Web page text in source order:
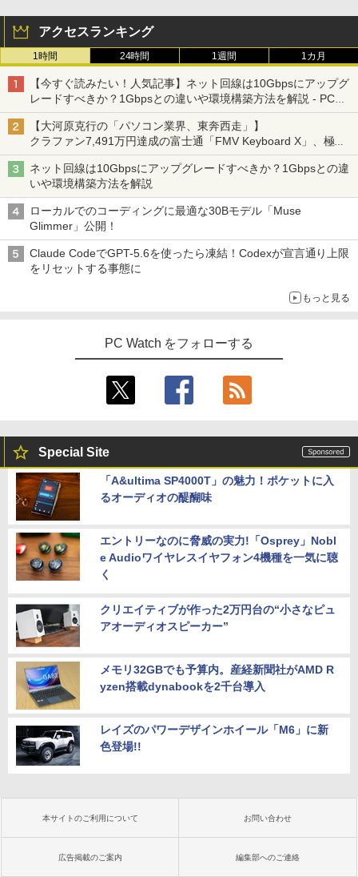
ポケモン） [ 元宮秀介 ]
￥5,500
創造錬金術師は自由を謳歌する 故郷を追
放されたら、魔王のお膝元で超絶効果の
マジックアイテム作り放題になりまし
た (7) 【電子書籍】[ 千月さかき ]
￥924
子書籍】[ 渡 真仁 ]
￥924
奇界／世界 佐藤健寿作品集 [ 佐藤健寿 ]
￥5,940
アクセスランキング
1時間 24時間 1週間 1カ月
【今すぐ読みたい！人気記事】ネット回線は10Gbpsにアップグ
レードすべきか？1Gbpsとの違いや環境構築方法を解説 - PC
Watch
【大河原克行の「パソコン業界、東奔西走」】
クラファン7,491万円達成の富士通「FMV Keyboard X」、極限
の静音化を追求
ネット回線は10Gbpsにアップグレードすべきか？1Gbpsとの違
いや環境構築方法を解説
ローカルでのコーディングに最適な30Bモデル「Muse
Glimmer」公開！
Claude CodeでGPT-5.6を使ったら凍結！Codexが宣言通り上限
をリセットする事態に
もっと見る
PC Watch をフォローする
Special Site
「A&ultima SP4000T」の魅力！ポケットに入
るオーディオの醍醐味
エントリーなのに脅威の実力!「Osprey」Nobl
e Audioワイヤレスイヤフォン4機種を一気に聴
く
クリエイティブが作った2万円台の“小さなピュ
アオーディオスピーカー”
メモリ32GBでも予算内。産経新聞社がAMD R
yzen搭載dynabookを2千台導入
レイズのパワーデザインホイール「M6」に新
色登場!!
本サイトのご利用について お問い合わせ
広告掲載のご案内 編集部へのご連絡